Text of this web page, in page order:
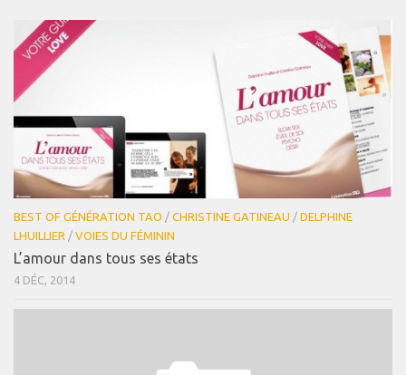
BEST OF GÉNÉRATION TAO / CHRISTINE GATINEAU / DELPHINE
LHUILLIER / VOIES DU FÉMININ
L’amour dans tous ses états
4 DÉC, 2014